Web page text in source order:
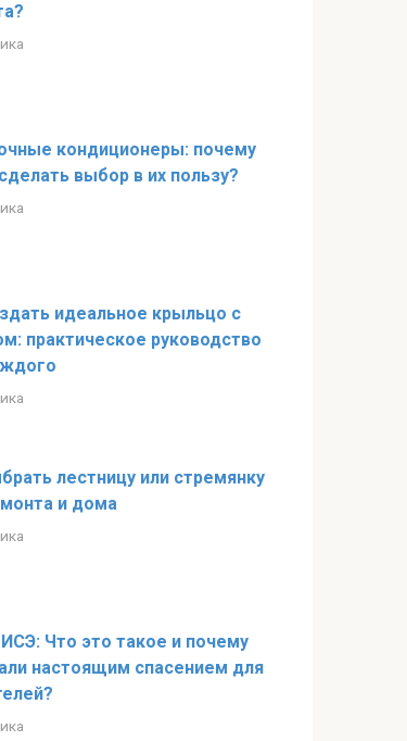
кондиционеры: почему
выбор в их пользу?
идеальное крыльцо с
практическое руководство
лестницу или стремянку
и дома
Что это такое и почему
настоящим спасением для